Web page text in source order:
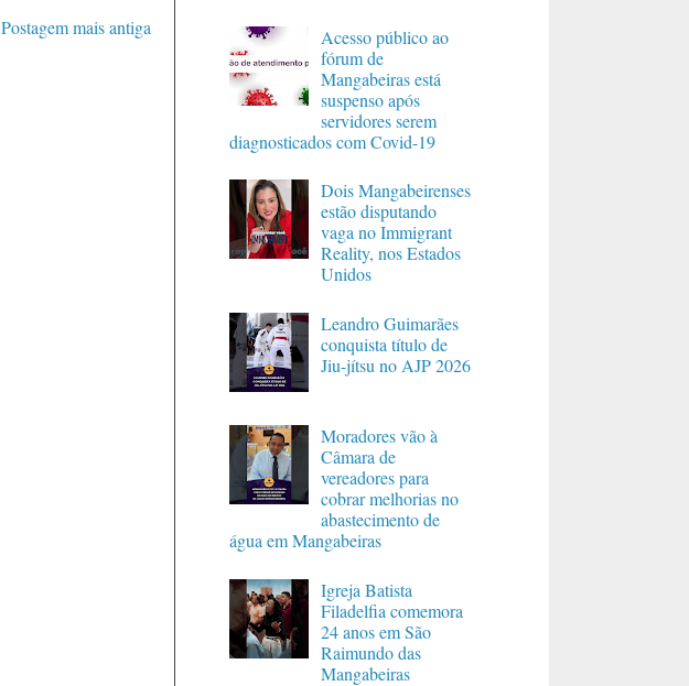
Postagem mais antiga
Acesso público ao
fórum de
Mangabeiras está
suspenso após
servidores serem
diagnosticados com Covid-19
Dois Mangabeirenses
estão disputando
vaga no Immigrant
Reality, nos Estados
Unidos
Leandro Guimarães
conquista título de
Jiu-jítsu no AJP 2026
Moradores vão à
Câmara de
vereadores para
cobrar melhorias no
abastecimento de
água em Mangabeiras
Igreja Batista
Filadelfia comemora
24 anos em São
Raimundo das
Mangabeiras